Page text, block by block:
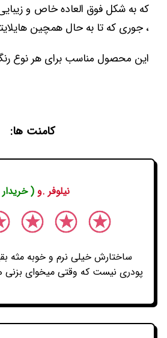
که به شکل فوق العاده خاص و
، جوری که تا به حال همچین
این محصول مناسب برای هر نوع
کامنت ها:
نیلوفر .و(
ساختارش خیلی نرم و خوبه مثه
پودری نیست که وقتی میخوای